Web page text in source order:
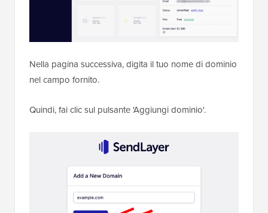
Nella pagina successiva, digita il tuo nome di dominio
nel campo fornito.
Quindi, fai clic sul pulsante 'Aggiungi dominio'.